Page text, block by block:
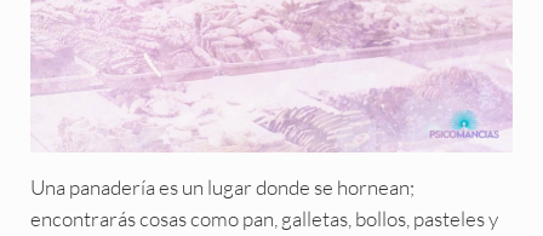
Una panadería es un lugar donde se hornean;
encontrarás cosas como pan, galletas, bollos, pasteles y